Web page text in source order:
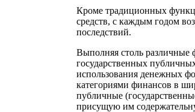
Кроме традиционных
средств, с каждым годом
последствий.
Выполняя столь различные
государственных
использования денежных
категориями финансов в
публичные
присущую им